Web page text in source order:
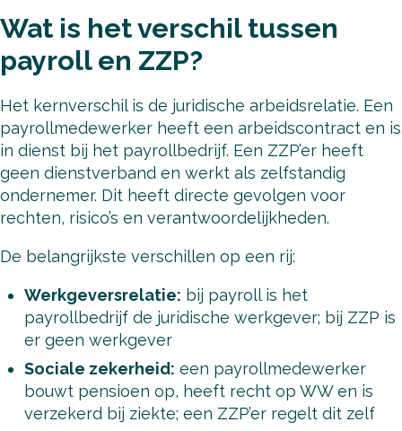
Wat is het verschil tussen
payroll en ZZP?
Het kernverschil is de juridische arbeidsrelatie. Een
payrollmedewerker heeft een arbeidscontract en is
in dienst bij het payrollbedrijf. Een ZZP’er heeft
geen dienstverband en werkt als zelfstandig
ondernemer. Dit heeft directe gevolgen voor
rechten, risico’s en verantwoordelijkheden.
De belangrijkste verschillen op een rij:
Werkgeversrelatie: bij payroll is het
payrollbedrijf de juridische werkgever; bij ZZP is
er geen werkgever
Sociale zekerheid: een payrollmedewerker
bouwt pensioen op, heeft recht op WW en is
verzekerd bij ziekte; een ZZP’er regelt dit zelf